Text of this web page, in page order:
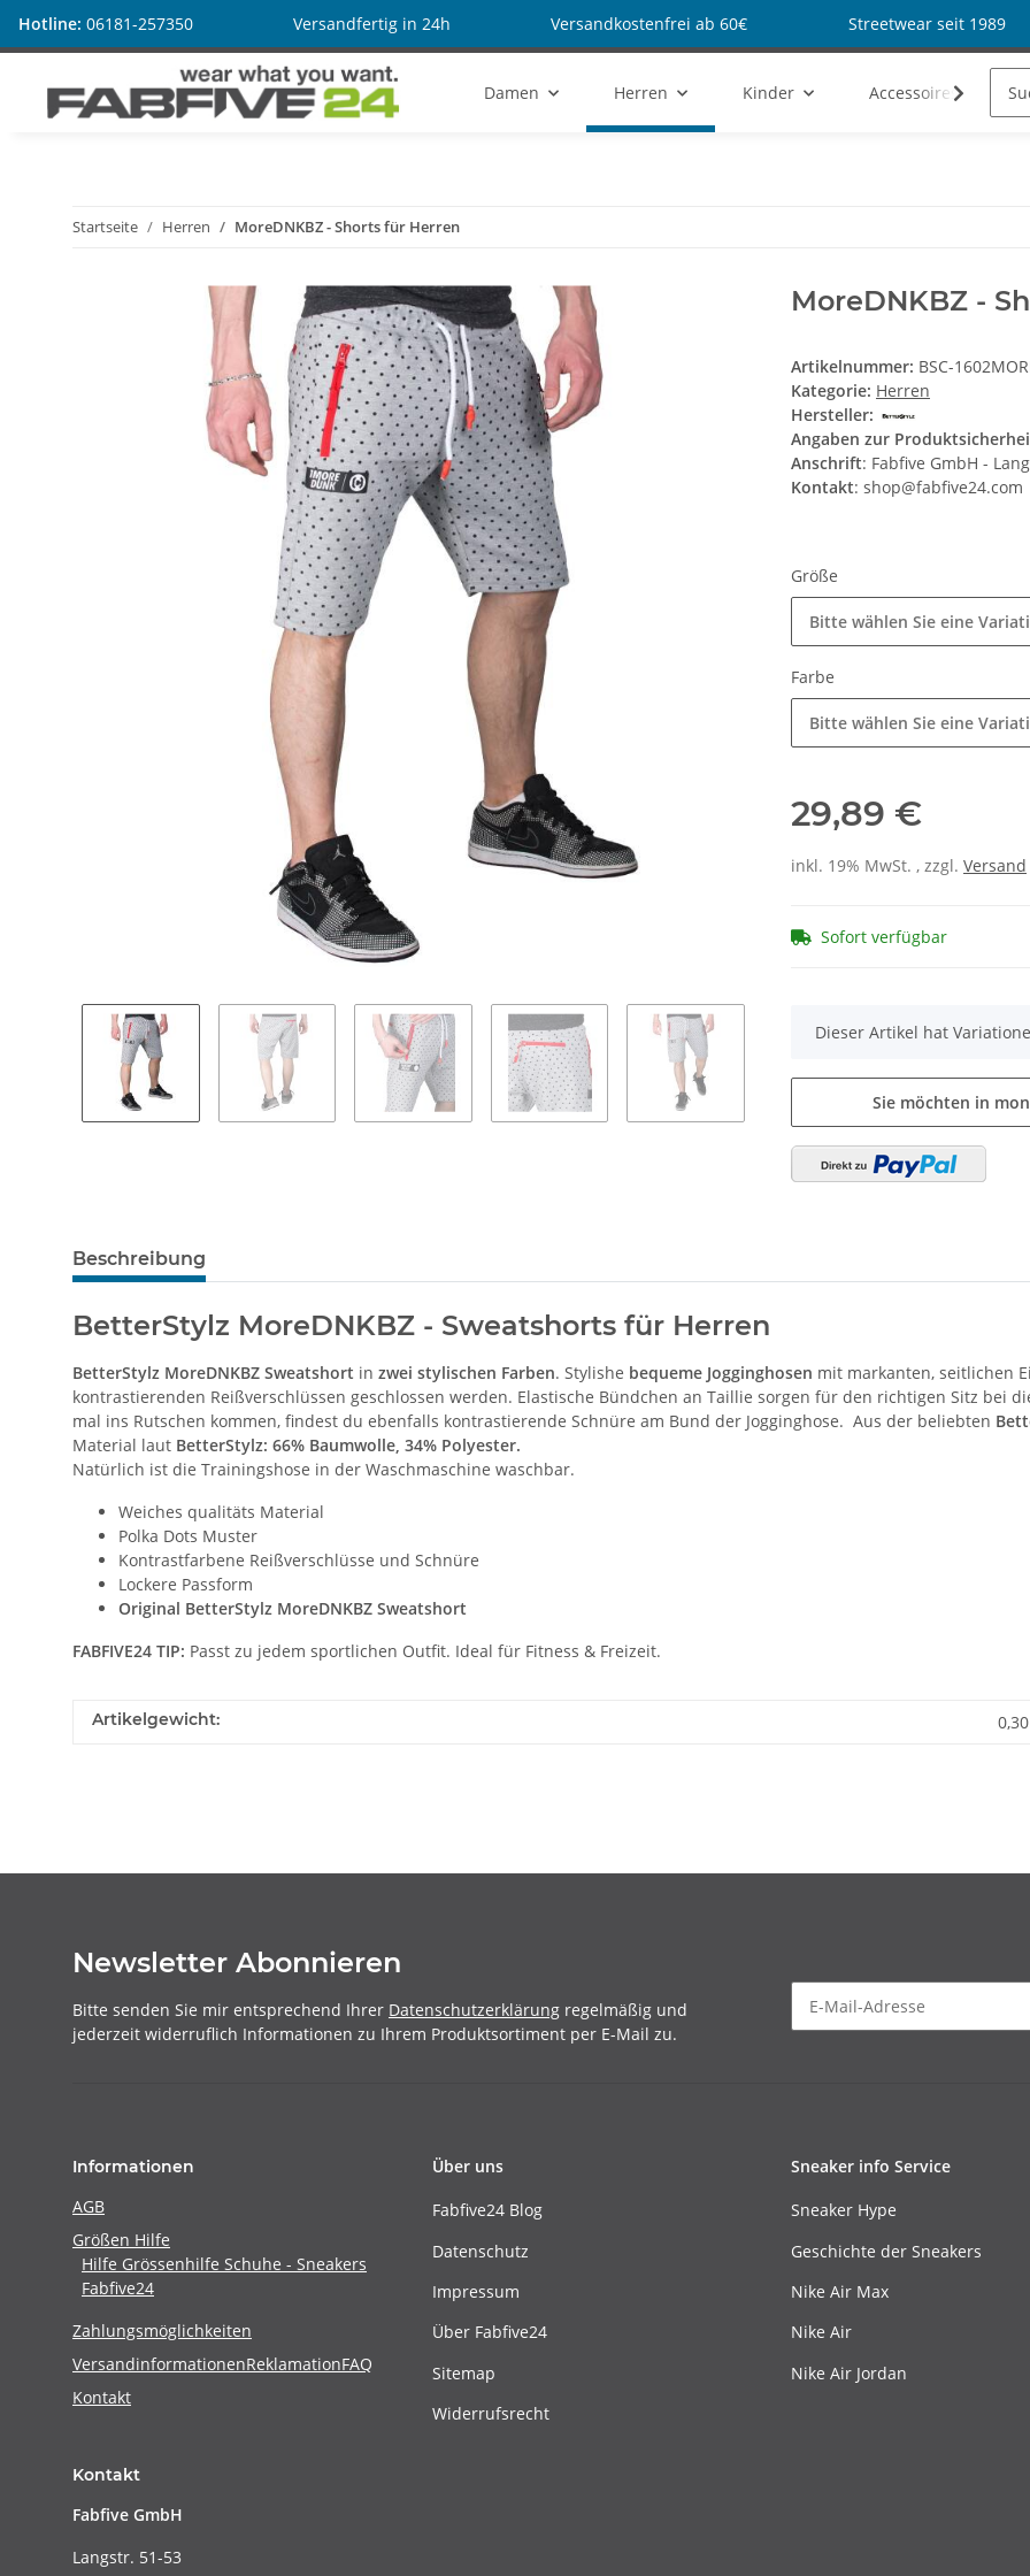
Hotline: 06181-257350 Versandfertig in 24h Versandkostenfrei ab 60€ Streetwear seit 1989
Damen Herren Kinder Accessoires
Startseite Herren MoreDNKBZ - Shorts für Herren
MoreDNKBZ -
Artikelnummer: BSC-
Kategorie: Herren
Hersteller:
Angaben zur
Anschrift: Fabfive GmbH -
Kontakt: shop@fabfive24.com
Größe
Bitte wählen Sie eine
Farbe
Bitte wählen Sie eine
29,89 €
inkl. 19% MwSt. , zzgl. Versand
Sofort verfügbar
x
Dieser Artikel hat
Sie möchten in
Beschreibung
BetterStylz MoreDNKBZ - Sweatshorts für Herren
BetterStylz MoreDNKBZ Sweatshort in zwei stylischen Farben. Stylishe bequeme Jogginghosen mit markanten, seitlichen
kontrastierenden Reißverschlüssen geschlossen werden. Elastische Bündchen an Taillie sorgen für den richtigen Sitz bei
mal ins Rutschen kommen, findest du ebenfalls kontrastierende Schnüre am Bund der Jogginghose. Aus der beliebten
Material laut BetterStylz: 66% Baumwolle, 34% Polyester.
Natürlich ist die Trainingshose in der Waschmaschine waschbar.
Weiches qualitäts Material
Polka Dots Muster
Kontrastfarbene Reißverschlüsse und Schnüre
Lockere Passform
Original BetterStylz MoreDNKBZ Sweatshort
FABFIVE24 TIP: Passt zu jedem sportlichen Outfit. Ideal für Fitness & Freizeit.
Artikelgewicht: 0,30
Newsletter Abonnieren
Bitte senden Sie mir entsprechend Ihrer Datenschutzerklärung regelmäßig und
jederzeit widerruflich Informationen zu Ihrem Produktsortiment per E-Mail zu.
Informationen
AGB
Größen Hilfe
Hilfe Grössenhilfe Schuhe - Sneakers
Fabfive24
Zahlungsmöglichkeiten
VersandinformationenReklamationFAQ
Kontakt
Über uns
Fabfive24 Blog
Datenschutz
Impressum
Über Fabfive24
Sitemap
Widerrufsrecht
Sneaker info Service
Sneaker Hype
Geschichte der Sneakers
Nike Air Max
Nike Air
Nike Air Jordan
Kontakt
Fabfive GmbH
Langstr. 51-53